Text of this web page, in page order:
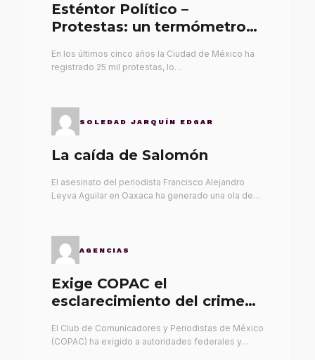
Esténtor Político –
Protestas: un termómetro
En los últimos cinco años la Ciudad de México ha
registrado 25 mil protestas, lo…
SOLEDAD JARQUÍN EDGAR
La caída de Salomón
El asesinato del periodista Francisco Alejandro
Leyva Aguilar en Oaxaca ha generado una ola de…
AGENCIAS
Exige COPAC el
esclarecimiento del crimen
El Club de Comunicadores y Periodistas de México
(COPAC) ha exigido a autoridades federales y…